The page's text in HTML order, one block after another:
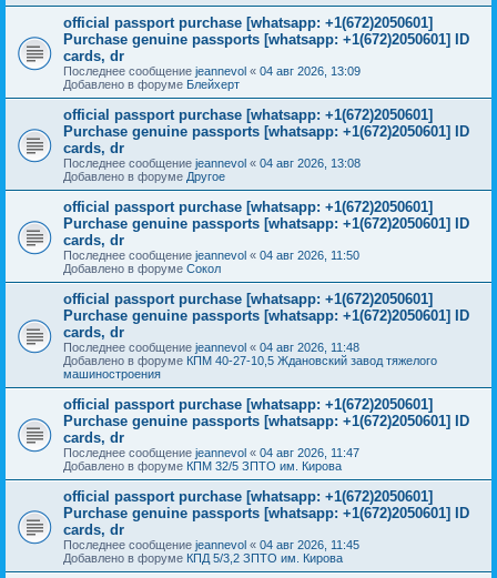
official passport purchase [whatsapp: +1(672)2050601]
Purchase genuine passports [whatsapp: +1(672)2050601] ID
cards, dr
Последнее сообщение jeannevol « 04 авг 2026, 13:09
Добавлено в форуме Блейхерт
official passport purchase [whatsapp: +1(672)2050601]
Purchase genuine passports [whatsapp: +1(672)2050601] ID
cards, dr
Последнее сообщение jeannevol « 04 авг 2026, 13:08
Добавлено в форуме Другое
official passport purchase [whatsapp: +1(672)2050601]
Purchase genuine passports [whatsapp: +1(672)2050601] ID
cards, dr
Последнее сообщение jeannevol « 04 авг 2026, 11:50
Добавлено в форуме Сокол
official passport purchase [whatsapp: +1(672)2050601]
Purchase genuine passports [whatsapp: +1(672)2050601] ID
cards, dr
Последнее сообщение jeannevol « 04 авг 2026, 11:48
Добавлено в форуме КПМ 40-27-10,5 Ждановский завод тяжелого
машиностроения
official passport purchase [whatsapp: +1(672)2050601]
Purchase genuine passports [whatsapp: +1(672)2050601] ID
cards, dr
Последнее сообщение jeannevol « 04 авг 2026, 11:47
Добавлено в форуме КПМ 32/5 ЗПТО им. Кирова
official passport purchase [whatsapp: +1(672)2050601]
Purchase genuine passports [whatsapp: +1(672)2050601] ID
cards, dr
Последнее сообщение jeannevol « 04 авг 2026, 11:45
Добавлено в форуме КПД 5/3,2 ЗПТО им. Кирова